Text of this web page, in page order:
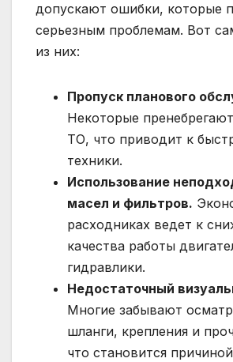
допускают ошибки, которые
серьезным проблемам. Вот
из них:
Пропуск планового
Некоторые
ТО, что приводит к
техники.
Использование
масел и фильтров.
расходниках ведет к
качества работы
гидравлики.
Недостаточный
Многие забывают
шланги, крепления и
что становится